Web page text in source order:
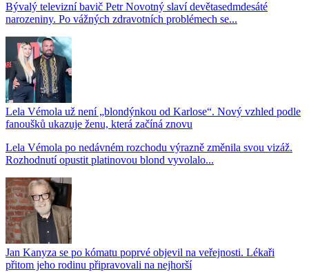
Bývalý televizní bavič Petr Novotný slaví devětasedmdesáté
narozeniny. Po vážných zdravotních problémech se...
Lela Vémola už není „blondýnkou od Karlose“. Nový vzhled podle
fanoušků ukazuje ženu, která začíná znovu
Lela Vémola po nedávném rozchodu výrazně změnila svou vizáž.
Rozhodnutí opustit platinovou blond vyvolalo...
Jan Kanyza se po kómatu poprvé objevil na veřejnosti. Lékaři
přitom jeho rodinu připravovali na nejhorší